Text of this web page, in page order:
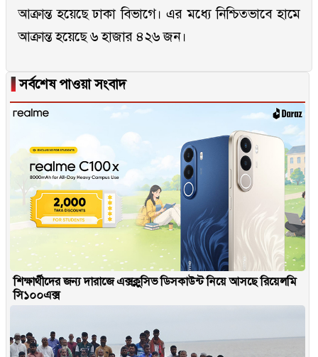
আক্রান্ত হয়েছে ঢাকা বিভাগে। এর মধ্যে নিশ্চিতভাবে হামে
আক্রান্ত হয়েছে ৬ হাজার ৪২৬ জন।
▐সর্বশেষ পাওয়া সংবাদ
শিক্ষার্থীদের জন্য দারাজে এক্সক্লুসিভ ডিসকাউন্ট নিয়ে আসছে রিয়েলমি
সি১০০এক্স